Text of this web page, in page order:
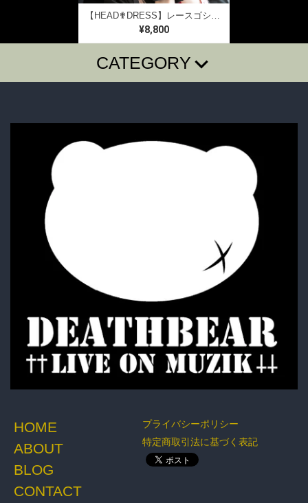
【HEAD✟DRESS】レースゴシックヘッドドレス
¥8,800
CATEGORY
T-SHIRTS LONG SLEEVE T
ACCESSORY
HOME
ABOUT
BLOG
CONTACT
プライバシーポリシー
特定商取引法に基づく表記